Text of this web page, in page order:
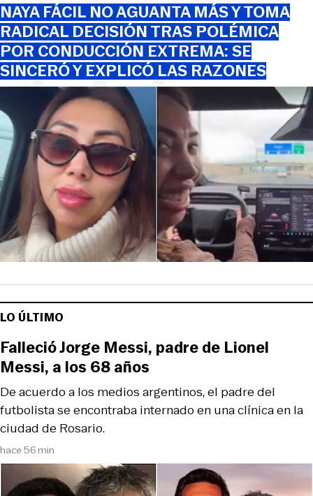
NAYA FÁCIL NO AGUANTA MÁS Y TOMA
RADICAL DECISIÓN TRAS POLÉMICA
POR CONDUCCIÓN EXTREMA: SE
SINCERÓ Y EXPLICÓ LAS RAZONES
LO ÚLTIMO
hace 56 min
De acuerdo a los medios argentinos, el padre del
futbolista se encontraba internado en una clínica en la
ciudad de Rosario.
Falleció Jorge Messi, padre de Lionel
Messi, a los 68 años